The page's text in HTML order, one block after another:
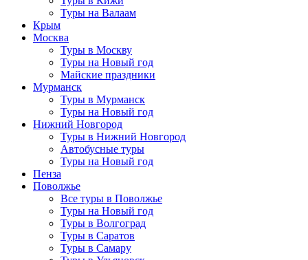
Туры на Валаам
Крым
Москва
Туры в Москву
Туры на Новый год
Майские праздники
Мурманск
Туры в Мурманск
Туры на Новый год
Нижний Новгород
Туры в Нижний Новгород
Автобусные туры
Туры на Новый год
Пенза
Поволжье
Все туры в Поволжье
Туры на Новый год
Туры в Волгоград
Туры в Саратов
Туры в Самару